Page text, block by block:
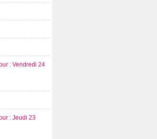
: Vendredi 24
: Jeudi 23